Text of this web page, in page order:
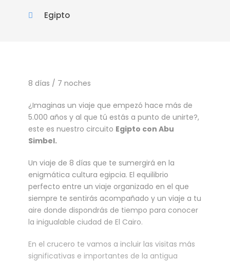
Egipto
8 días / 7 noches
¿Imaginas un viaje que empezó hace más de
5.000 años y al que tú estás a punto de unirte?,
este es nuestro circuito Egipto con Abu
Simbel.
Un viaje de 8 días que te sumergirá en la
enigmática cultura egipcia. El equilibrio
perfecto entre un viaje organizado en el que
siempre te sentirás acompañado y un viaje a tu
aire donde dispondrás de tiempo para conocer
la inigualable ciudad de El Cairo.
En el crucero te vamos a incluir las visitas más
significativas e importantes de la antigua